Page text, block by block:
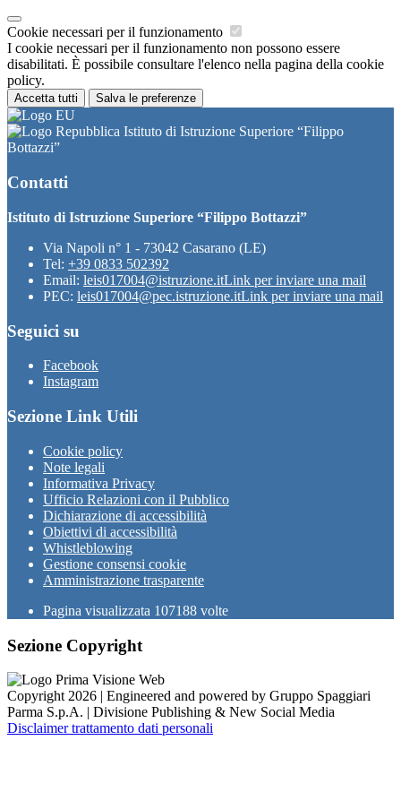
Cookie necessari per il funzionamento
I cookie necessari per il funzionamento non possono essere
disabilitati. È possibile consultare l'elenco nella pagina della cookie
policy.
Accetta tutti Salva le preferenze
Istituto di Istruzione Superiore “Filippo
Bottazzi”
Contatti
Istituto di Istruzione Superiore “Filippo Bottazzi”
Via Napoli n° 1 - 73042 Casarano (LE)
Tel: +39 0833 502392
Email: leis017004@istruzione.itLink per inviare una mail
PEC: leis017004@pec.istruzione.itLink per inviare una mail
Seguici su
Facebook
Instagram
Sezione Link Utili
Cookie policy
Note legali
Informativa Privacy
Ufficio Relazioni con il Pubblico
Dichiarazione di accessibilità
Obiettivi di accessibilità
Whistleblowing
Gestione consensi cookie
Amministrazione trasparente
Pagina visualizzata 107188 volte
Sezione Copyright
Copyright 2026 | Engineered and powered by Gruppo Spaggiari
Parma S.p.A. | Divisione Publishing & New Social Media
Disclaimer trattamento dati personali